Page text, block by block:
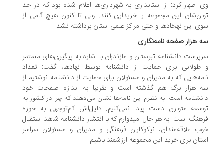
اظهار کرد: از استانداری به شهرداری‌ها اعلام شده بود که در حد
این مجموعه را خریداری کنند. ولی تا کنون هیچ گامی از
این نهخادها و حتی مراکز علمی استان برداشته نشد.
هزار صفحه نامه‌نگاری
دانشنامه تبرستان و مازندران با اشاره به پیگیری‌های مستمر
طولانی برای حمایت از دانشنامه توسط نهادها، گفت: تعداد
که به مدیران و مسئولان برای حمایت از دانشنامه نوشتیم از
هزار برگ هم گذشته است و تقریبا به اندازه صفحات خود
است. به نظرم این نامه‌ها نشان می‌دهند که چرا در کشور به
متوازن دست پیدا نمی‌کنیم. دلیل‌اش کم‌توجهی به حوزه
است. به هر حال امیدوارم که با انتشار دانشنامه شاهد استقبال
علاقه‌مندان، نیکوکاران فرهنگی و مدیران و مسئولان سراسر
برای خرید این مجموعه ارزشمند باشیم.